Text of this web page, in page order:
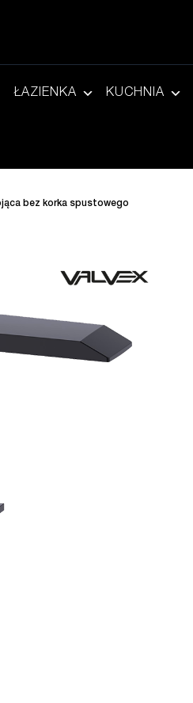
ŁAZIENKA KUCHNIA
bez korka spustowego